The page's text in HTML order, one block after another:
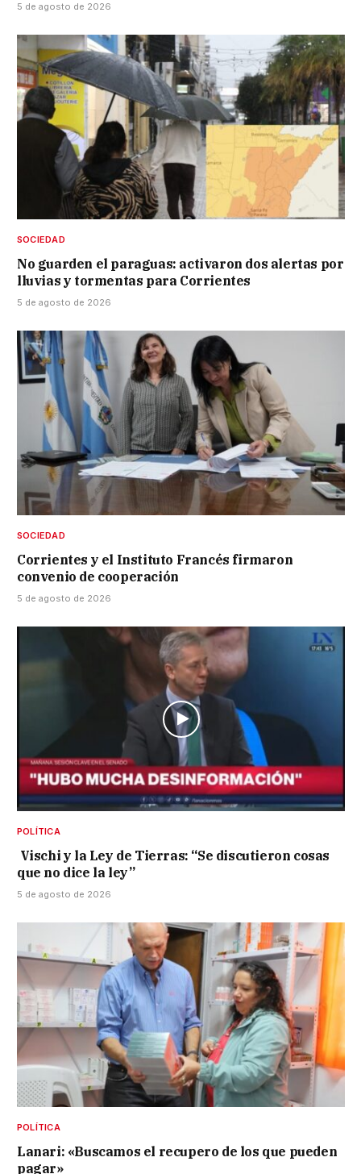
5 de agosto de 2026
SOCIEDAD
No guarden el paraguas: activaron dos alertas por
lluvias y tormentas para Corrientes
5 de agosto de 2026
SOCIEDAD
Corrientes y el Instituto Francés firmaron
convenio de cooperación
5 de agosto de 2026
POLÍTICA
Vischi y la Ley de Tierras: “Se discutieron cosas
que no dice la ley”
5 de agosto de 2026
POLÍTICA
Lanari: «Buscamos el recupero de los que pueden
pagar»